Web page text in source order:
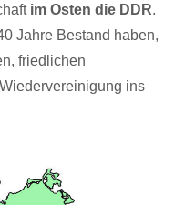
im Osten die DDR.
Jahre Bestand haben,
friedlichen
ins